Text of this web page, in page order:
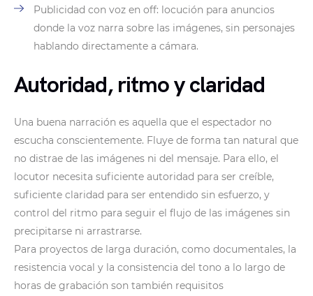
Publicidad con voz en off: locución para anuncios
donde la voz narra sobre las imágenes, sin personajes
hablando directamente a cámara.
Autoridad, ritmo y claridad
Una buena narración es aquella que el espectador no
escucha conscientemente. Fluye de forma tan natural que
no distrae de las imágenes ni del mensaje. Para ello, el
locutor necesita suficiente autoridad para ser creíble,
suficiente claridad para ser entendido sin esfuerzo, y
control del ritmo para seguir el flujo de las imágenes sin
precipitarse ni arrastrarse.
Para proyectos de larga duración, como documentales, la
resistencia vocal y la consistencia del tono a lo largo de
horas de grabación son también requisitos